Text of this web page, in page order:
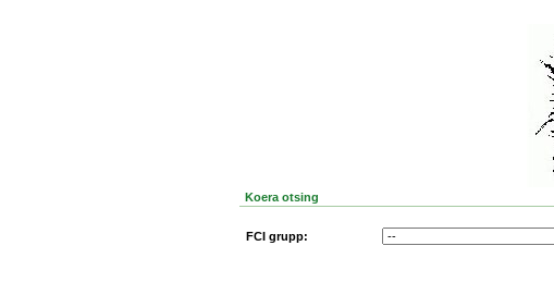
Koera otsing
FCI grupp: